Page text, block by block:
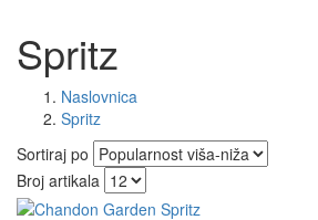
Spritz
Naslovnica
Spritz
Sortiraj po
Broj artikala